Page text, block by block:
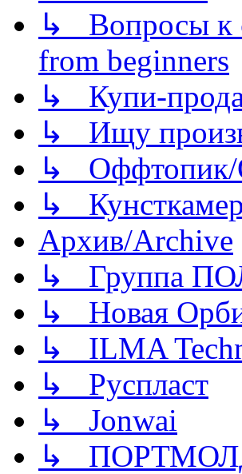
↳ Вопросы к
from beginners
↳ Купи-
↳ Ищу
↳ Оффтопик/
↳
Архив/Archive
↳ Группа
↳ Новая
↳ ILMA
↳ Руспласт
↳ Jonwai
↳